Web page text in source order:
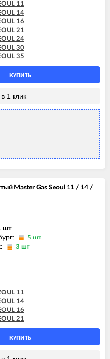
11
14
16
21
24
30
35
КУПИТЬ
1 клик
Master Gas Seoul 11 / 14 /
шт
5 шт
3 шт
11
14
16
21
КУПИТЬ